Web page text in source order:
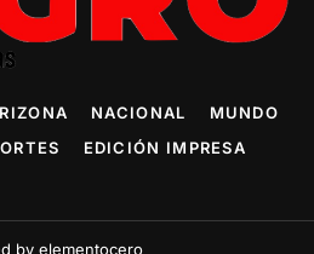
NACIONAL
MUNDO
EDICIÓN IMPRESA
by elementocero